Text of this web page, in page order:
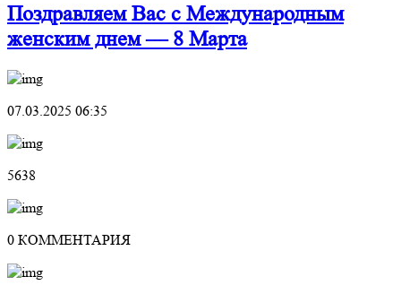
Поздравляем Вас с Международным
женским днем — 8 Марта
07.03.2025 06:35
5638
0 КОММЕНТАРИЯ